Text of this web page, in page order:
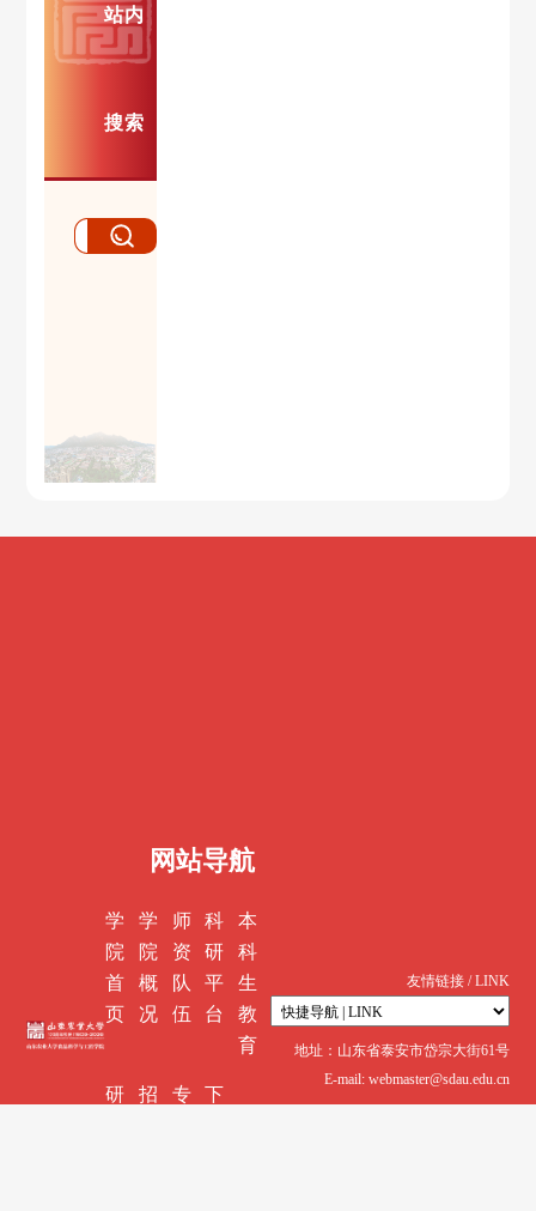
站内
搜索
网站导航
学
院
首
页
学
院
概
况
师
资
队
伍
科
研
平
台
本
科
生
教
育
研
招
专
下
友情链接 / LINK
地址：山东省泰安市岱宗大街61号
E-mail: webmaster@sdau.edu.cn